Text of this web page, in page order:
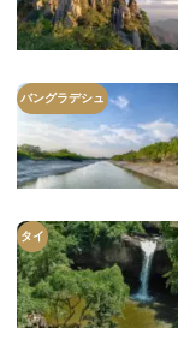
バングラデシュ
タイ